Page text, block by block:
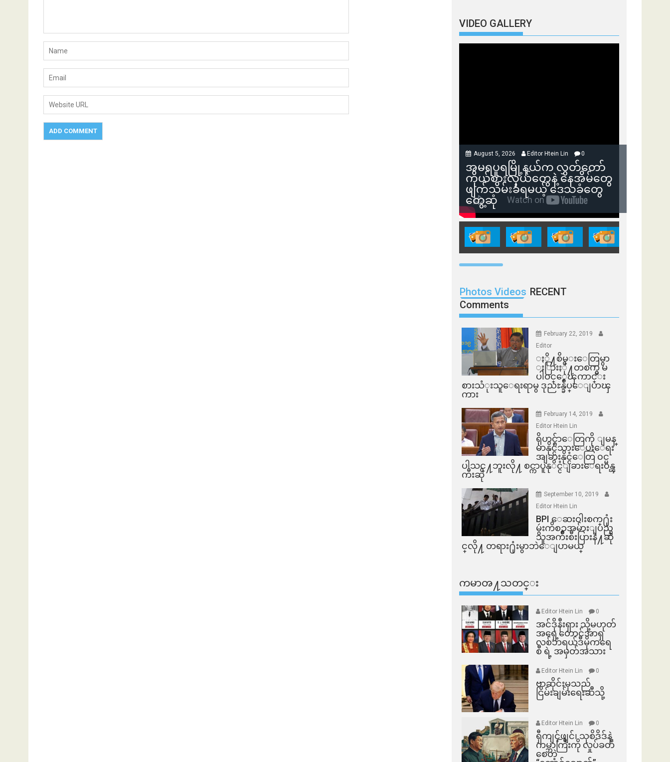
VIDEO GALLERY
August 5, 2026 Editor Htein Lin 0
အမရပူရမြို့နယ်က လွှတ်တော်
ကိုယ်စားလှယ်တွေနဲ့ နေအိမ်တွေ
ဖျက်သိမ်းခံရမယ့် ဒေသခံတွေ
တွေ့ဆုံ
Photos Videos RECENT
Comments
February 22, 2019
Editor
ႏို႔စိမ္းေတြမွာ
ႏြားႏို႔တစက္မွ မ
ပါဝင္ေၾကာင္း
စားသံုးသူေရးရာမွ ဒုညႊန္ခ်ဳပ္ေျပာၾ
ကား
February 14, 2019
Editor Htein Lin
ရိုဟင္ဂ်ာေတြကို ျမန္
မာနိုင္ငံသားေပးေရး
အျခားနိုင္ငံေတြ ၀င္မ
ပါသင္႔ဘူးလို႔ စင္ကာပူနုိင္ငံျခားေရး၀န္ၾ
ကီးဆို
September 10, 2019
Editor Htein Lin
BPI ​ေဆးဝါးစက္​႐ုံး
မွဴးကိစၥအမ်ားျပည္​
သူအက်ိဳးစီးပြားနဲ႔ဆို
င္​လို႔ တရား႐ုံးမွာဘဲေျပာမယ္​
ကမာၻ႔သတင္း
Editor Htein Lin 0
အင်ဒိုနီးရှား သို့မဟုတ်
အရှေ့တောင်အာရှ
လစ်ဘရယ်ဒီမိုကရေ
စီ ရဲ့ အမှတ်အသား
Editor Htein Lin 0
ဗာဆိုင်းမှသည်
ငြိမ်းချမ်းရေးဆီသို့
Editor Htein Lin 0
ရှီကျင့်ဖျင်၊ သုစိဒိဒ်နဲ့
ကမ္ဘာကြီးကို လှုပ်ခတ်
စေတဲ့